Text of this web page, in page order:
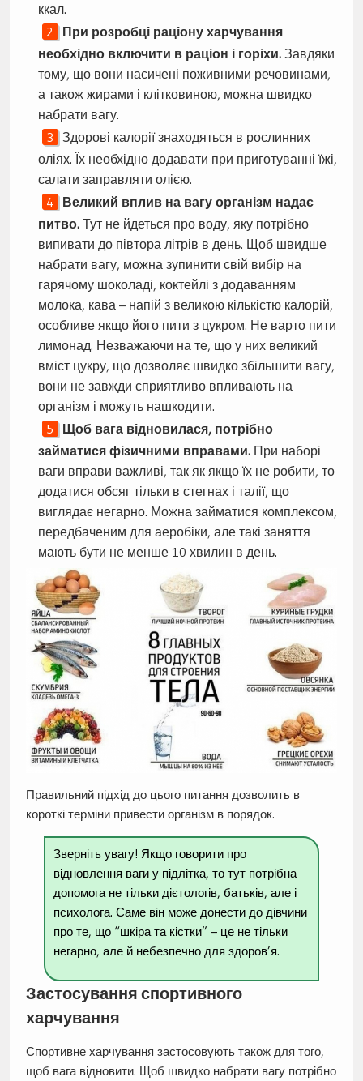
ккал.
При розробці раціону харчування
необхідно включити в раціон і горіхи. Завдяки
тому, що вони насичені поживними речовинами,
а також жирами і клітковиною, можна швидко
набрати вагу.
Здорові калорії знаходяться в рослинних
оліях. Їх необхідно додавати при приготуванні їжі,
салати заправляти олією.
Великий вплив на вагу організм надає
питво. Тут не йдеться про воду, яку потрібно
випивати до півтора літрів в день. Щоб швидше
набрати вагу, можна зупинити свій вибір на
гарячому шоколаді, коктейлі з додаванням
молока, кава – напій з великою кількістю калорій,
особливе якщо його пити з цукром. Не варто пити
лимонад. Незважаючи на те, що у них великий
вміст цукру, що дозволяє швидко збільшити вагу,
вони не завжди сприятливо впливають на
організм і можуть нашкодити.
Щоб вага відновилася, потрібно
займатися фізичними вправами. При наборі
ваги вправи важливі, так як якщо їх не робити, то
додатися обсяг тільки в стегнах і талії, що
виглядає негарно. Можна займатися комплексом,
передбаченим для аеробіки, але такі заняття
мають бути не менше 10 хвилин в день.
Правильний підхід до цього питання дозволить в
короткі терміни привести організм в порядок.
Зверніть увагу! Якщо говорити про
відновлення ваги у підлітка, то тут потрібна
допомога не тільки дієтологів, батьків, але і
психолога. Саме він може донести до дівчини
про те, що “шкіра та кістки” – це не тільки
негарно, але й небезпечно для здоров’я.
Застосування спортивного
харчування
Спортивне харчування застосовують також для того,
щоб вага відновити. Щоб швидко набрати вагу потрібно